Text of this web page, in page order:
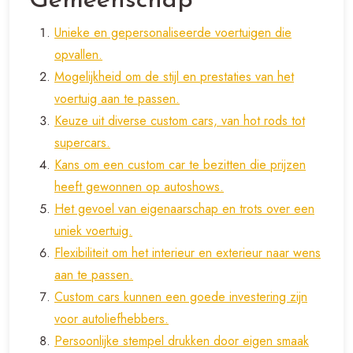
Unieke en gepersonaliseerde voertuigen die
opvallen.
Mogelijkheid om de stijl en prestaties van het
voertuig aan te passen.
Keuze uit diverse custom cars, van hot rods tot
supercars.
Kans om een custom car te bezitten die prijzen
heeft gewonnen op autoshows.
Het gevoel van eigenaarschap en trots over een
uniek voertuig.
Flexibiliteit om het interieur en exterieur naar wens
aan te passen.
Custom cars kunnen een goede investering zijn
voor autoliefhebbers.
Persoonlijke stempel drukken door eigen smaak